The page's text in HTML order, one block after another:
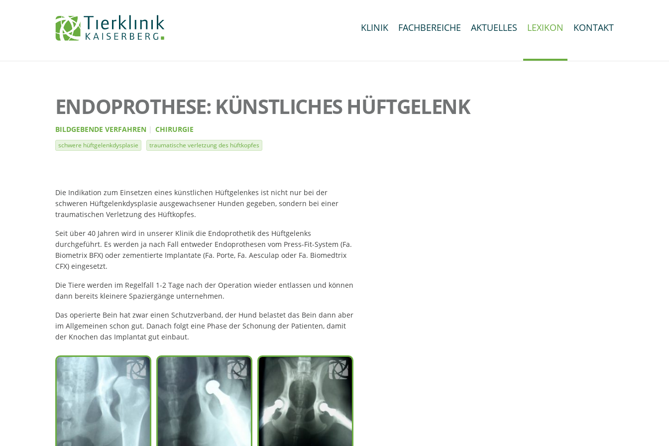
KLINIK FACHBEREICHE AKTUELLES LEXIKON KONTAKT
ENDOPROTHESE: KÜNSTLICHES HÜFTGELENK
BILDGEBENDE VERFAHREN CHIRURGIE
schwere hüftgelenkdysplasie traumatische verletzung des hüftkopfes
Die Indikation zum Einsetzen eines künstlichen Hüftgelenkes ist nicht nur bei der
schweren Hüftgelenkdysplasie ausgewachsener Hunden gegeben, sondern bei einer
traumatischen Verletzung des Hüftkopfes.
Seit über 40 Jahren wird in unserer Klinik die Endoprothetik des Hüftgelenks
durchgeführt. Es werden ja nach Fall entweder Endoprothesen vom Press-Fit-System (Fa.
Biometrix BFX) oder zementierte Implantate (Fa. Porte, Fa. Aesculap oder Fa. Biomedtrix
CFX) eingesetzt.
Die Tiere werden im Regelfall 1-2 Tage nach der Operation wieder entlassen und können
dann bereits kleinere Spaziergänge unternehmen.
Das operierte Bein hat zwar einen Schutzverband, der Hund belastet das Bein dann aber
im Allgemeinen schon gut. Danach folgt eine Phase der Schonung der Patienten, damit
der Knochen das Implantat gut einbaut.